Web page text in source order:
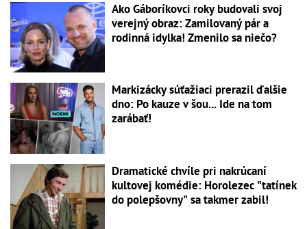
Ako Gáboríkovci roky budovali svoj
verejný obraz: Zamilovaný pár a
rodinná idylka! Zmenilo sa niečo?
Markizácky súťažiaci prerazil ďalšie
dno: Po kauze v šou... Ide na tom
zarábať!
Dramatické chvíle pri nakrúcaní
kultovej komédie: Horolezec "tatínek
do polepšovny" sa takmer zabil!